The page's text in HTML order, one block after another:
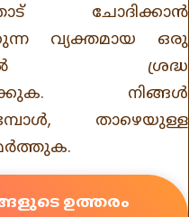
ചോദിക്കാൻ
വ്യക്തമായ ഒരു
ശ്രദ്ധ
നിങ്ങൾ
താഴെയുള്ള
ഉത്തരം